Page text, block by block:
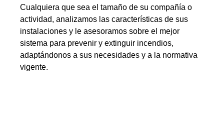
Cualquiera que sea el tamaño de su compañía o
actividad, analizamos las características de sus
instalaciones y le asesoramos sobre el mejor
sistema para prevenir y extinguir incendios,
adaptándonos a sus necesidades y a la normativa
vigente.